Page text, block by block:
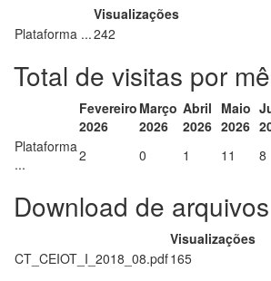
Visualizações
Plataforma ...242
Total de visitas por
Fevereiro
2026
Março
2026
Abril
2026
Maio
2026
Plataforma
...
2 0 1 11 8
Download de arquivos
Visualizações
CT_CEIOT_I_2018_08.pdf165